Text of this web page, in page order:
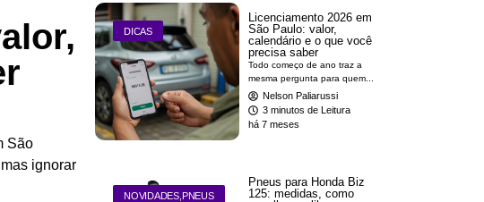
São
ignorar
DICAS
Licenciamento 2026 em
São Paulo: valor,
calendário e o que você
precisa saber
Todo começo de ano traz a
mesma pergunta para quem...
Nelson Paliarussi
3 minutos de Leitura
há 7 meses
NOVIDADES PNEUS
Pneus para Honda Biz
125: medidas, como